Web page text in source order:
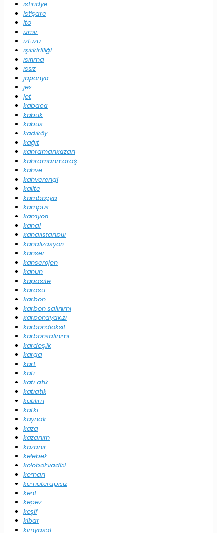
istiridye
istişare
ito
izmir
iztuzu
ışıkkirliliği
ısınma
ıssız
japonya
jes
jet
kabaca
kabuk
kabus
kadıköy
kağıt
kahramankazan
kahramanmaraş
kahve
kahverengi
kalite
kamboçya
kampüs
kamyon
kanal
kanalistanbul
kanalizasyon
kanser
kanserojen
kanun
kapasite
karasu
karbon
karbon salınımı
karbonayakizi
karbondioksit
karbonsalınımı
kardeşlik
karga
kart
katı
katı atık
katıatık
katılım
katkı
kaynak
kaza
kazanım
kazanır
kelebek
kelebekvadisi
keman
kemoterapisiz
kent
kepez
keşif
kibar
kimyasal